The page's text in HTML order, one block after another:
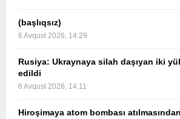
(başlıqsız)
6 Avqust 2026, 14:29
Rusiya: Ukraynaya silah daşıyan iki
edildi
6 Avqust 2026, 14:11
Hiroşimaya atom bombası